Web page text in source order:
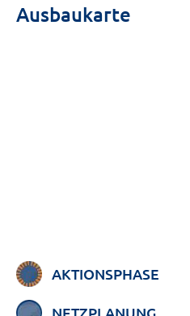
Ausbaukarte
AKTIONSPHASE